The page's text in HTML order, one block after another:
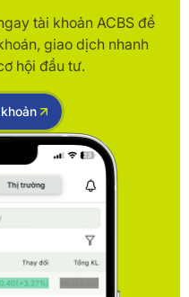
tài khoản ACBS để
giao dịch nhanh
hội đầu tư.